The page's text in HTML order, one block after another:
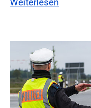
Weiterlesen